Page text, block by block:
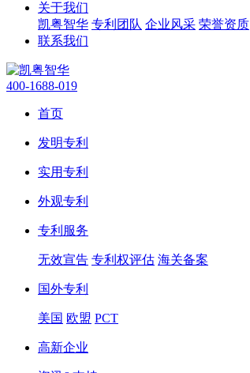
关于我们
凯粤智华 专利团队 企业风采 荣誉资质
联系我们
400-1688-019
首页
发明专利
实用专利
外观专利
专利服务
无效宣告 专利权评估 海关备案
国外专利
美国 欧盟 PCT
高新企业